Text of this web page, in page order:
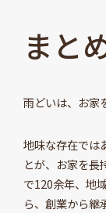
まと
雨どいは、お家
地味な存在では
とが、お家を長
で120余年、地
ら、創業から継